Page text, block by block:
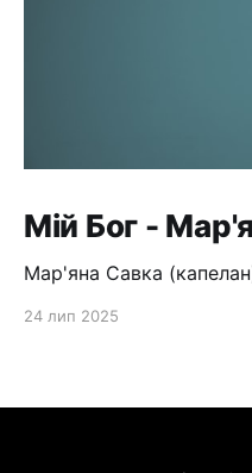
Мій Бог -
Мар'яна Савка
24 лип 2025